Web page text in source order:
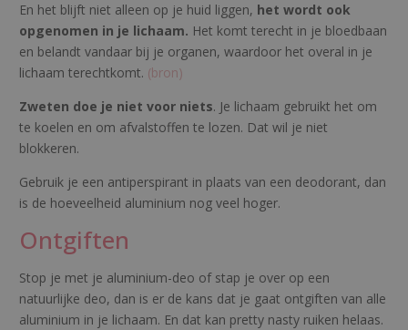
En het blijft niet alleen op je huid liggen, het wordt ook
opgenomen in je lichaam. Het komt terecht in je bloedbaan
en belandt vandaar bij je organen, waardoor het overal in je
lichaam terechtkomt. (bron)
Zweten doe je niet voor niets. Je lichaam gebruikt het om
te koelen en om afvalstoffen te lozen. Dat wil je niet
blokkeren.
Gebruik je een antiperspirant in plaats van een deodorant, dan
is de hoeveelheid aluminium nog veel hoger.
Ontgiften
Stop je met je aluminium-deo of stap je over op een
natuurlijke deo, dan is er de kans dat je gaat ontgiften van alle
aluminium in je lichaam. En dat kan pretty nasty ruiken helaas.